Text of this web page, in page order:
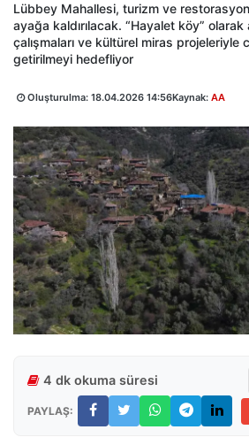
Lübbey Mahallesi, turizm ve
ayağa kaldırılacak. “Hayalet köy” olarak
çalışmaları ve kültürel miras projeleriyle
getirilmeyi hedefliyor
Oluşturulma: 18.04.2026 14:56Kaynak: AA
4 dk okuma süresi
PAYLAŞ: